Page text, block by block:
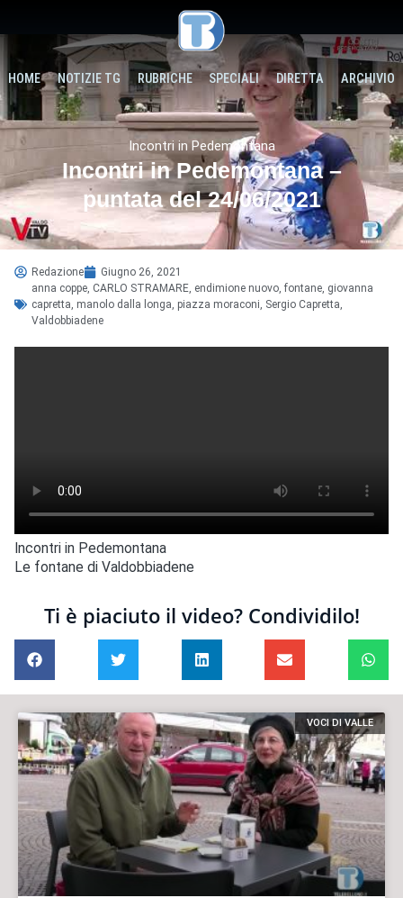
HOME NOTIZIE TG RUBRICHE SPECIALI DIRETTA ARCHIVIO
Incontri in Pedemontana
Incontri in Pedemontana –
puntata del 24/06/2021
Redazione
Giugno 26, 2021
anna coppe CARLO STRAMARE endimione nuovo fontane giovanna
capretta manolo dalla longa piazza moraconi Sergio Capretta
Valdobbiadene
Incontri in Pedemontana
Le fontane di Valdobbiadene
Ti è piaciuto il video? Condividilo!
VOCI DI VALLE